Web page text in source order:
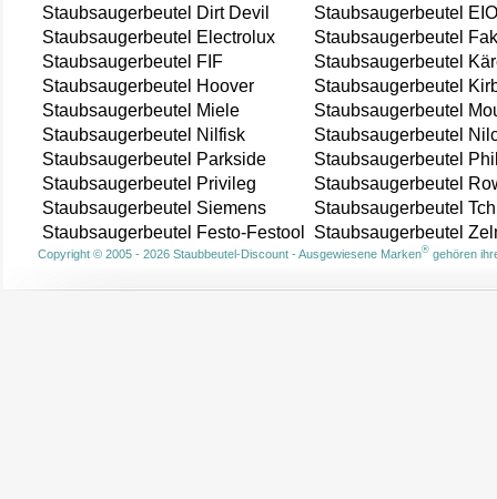
Staubsaugerbeutel Dirt Devil
Staubsaugerbeutel
Staubsaugerbeutel Electrolux
Staubsaugerbeutel
Staubsaugerbeutel FIF
Staubsaugerbeutel
Staubsaugerbeutel Hoover
Staubsaugerbeutel
Staubsaugerbeutel Miele
Staubsaugerbeutel
Staubsaugerbeutel Nilfisk
Staubsaugerbeutel
Staubsaugerbeutel Parkside
Staubsaugerbeutel
Staubsaugerbeutel Privileg
Staubsaugerbeutel
Staubsaugerbeutel Siemens
Staubsaugerbeutel
Staubsaugerbeutel Festo-Festool
Staubsaugerbeutel
Copyright © 2005 - 2026 Staubbeutel-Discount - Ausgewiesene Marken®gehören